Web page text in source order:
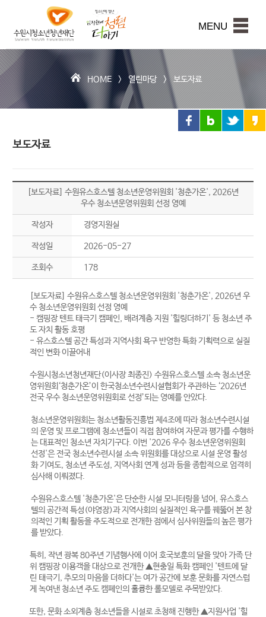
본문내용 바로가기
시
청
소
년
청
년
재
단
MENU
HOME >열린마당>보도자료
보도자료
[보도자료] 수원유스호스텔 청소년운영위원회 '청춘가온', 2026년
우수 청소년운영위원회 선정 영예
작성자 경영지원실
작성일 2026-05-27
조회수 178
[보도자료] 수원유스호스텔 청소년운영위원회 '청춘가온', 2026년 우
수 청소년운영위원회 선정 영예
- 캠핑장 텐트 태극기 캠페인, 배려계층 지원 '힐링더하기' 등 청소년 주
도 자치 활동 호평
- 유스호스텔 공간 특성과 지역사회 욕구 반영한 특화 기획력으로 실질
적인 변화 이끌어내
수원시청소년청년재단(이사장 최종진) 수원유스호스텔 소속 청소년운
영위원회‘청춘가온’이 한국청소년수련시설협회가 주관하는 ‘2026년
전국 우수 청소년운영위원회로 선정’되는 영예를 안았다.
청소년운영위원회는 청소년활동진흥법 제4조에 따라 청소년수련시설
의 운영 및 프로그램에 청소년들이 직접 참여하여 자문과 평가를 수행하
는 대표적인 청소년 자치기구다. 이번 '2026 우수 청소년운영위원회
선정'은 전국 청소년수련시설 소속 위원회를 대상으로 시설 운영 활성
화 기여도, 청소년 주도성, 지역사회 연계 성과 등을 종합적으로 엄격히
심사해 이뤄졌다.
수원유스호스텔 '청춘가온'은 단순한 시설 모니터링을 넘어, 유스호스
텔의 공간적 특성(야영장)과 지역사회의 실질적인 욕구를 꿰뚫어 본 창
의적인 기획 활동을 주도적으로 전개한 점에서 심사위원들의 높은 평가
를 받았다.
특히, 작년 광복 80주년 기념행사에 이어 호국보훈의 달을 맞아 가족 단
위 캠핑장 이용객을 대상으로 전개한 ▲현충일 특화 캠페인 '텐트에 달
린 태극기, 추모의 마음을 더하다'는 여가 공간에 보훈 문화를 자연스럽
게 녹여낸 청소년 주도 캠페인의 훌륭한 롤모델로 주목받았다.
또한, 문화 소외계층 청소년들을 시설로 초청해 진행한 ▲지원사업 '힐